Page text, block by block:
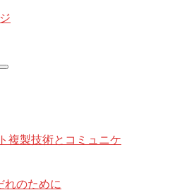
複製技術とコミュニケ
れのために